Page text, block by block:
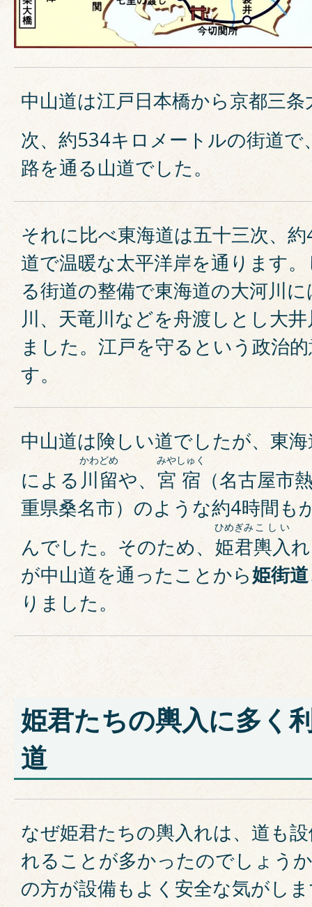
中山道は江戸日本橋から京都三
次、約534キロメートルの街道で
路を通る山道でした。
それに比べ東海道は五十三次、
道で温暖な太平洋岸を通ります
る街道の整備で東海道の大河川
川、天竜川などを舟渡しとし大
ました。江戸を守るという政治
す。
中山道は険しい道でしたが、東
による 川留
かわどめ
や、 宮
みや
宿
しゅく
（名古屋市
重県桑名市）のような約4時間も
んでした。そのため、 姫
ひめ
君
ぎみ
輿入
こしい
が中山道を通ったことから姫街道
りました。
姫君たちの輿入に多く
道
なぜ姫君たちの輿入れは、道も
れることが多かったのでしょう
の方が設備もよく安全な気がし